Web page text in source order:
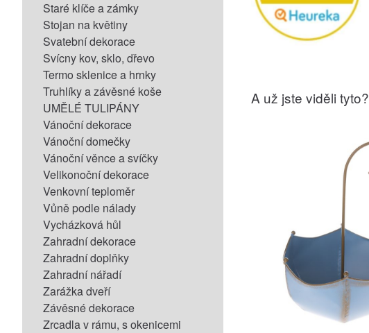
Staré klíče a zámky
Stojan na květiny
Svatební dekorace
Svícny kov, sklo, dřevo
Termo sklenice a hrnky
Truhlíky a závěsné koše
UMĚLÉ TULIPÁNY
Vánoční dekorace
Vánoční domečky
Vánoční věnce a svíčky
Velikonoční dekorace
Venkovní teploměr
Vůně podle nálady
Vycházková hůl
Zahradní dekorace
Zahradní doplňky
Zahradní nářadí
Zarážka dveří
Závěsné dekorace
Zrcadla v rámu, s okenicemi
A už jste viděli tyto?